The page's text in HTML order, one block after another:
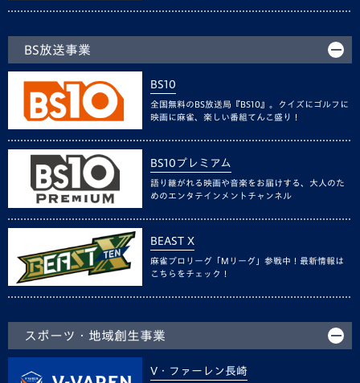
BS放送事業
BS10
全国無料のBS放送局『BS10』。クイズにゴルフに
映画に麻雀、楽しい番組てんこ盛り！
BS10プレミアム
語り継がれる映画や音楽をお届けする、大人のた
めのエンタテインメントチャンネル
BEAST X
麻雀プロリーグ「Mリーグ」参戦中！最新情報は
こちらをチェック！
スポーツ・地域創生事業
V・ファーレン長崎